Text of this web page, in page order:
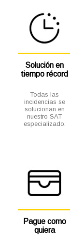
Solución en
tiempo récord
Todas las
incidencias se
solucionan en
nuestro SAT
especializado.
Pague como
quiera